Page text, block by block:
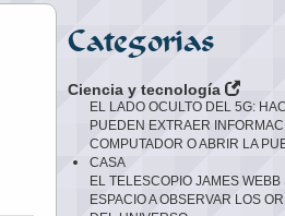
Categorias
Ciencia y tecnología
EL LADO OCULTO DEL 5G:
PUEDEN EXTRAER
COMPUTADOR O ABRIR LA
CASA
EL TELESCOPIO JAMES WEBB
ESPACIO A OBSERVAR LOS